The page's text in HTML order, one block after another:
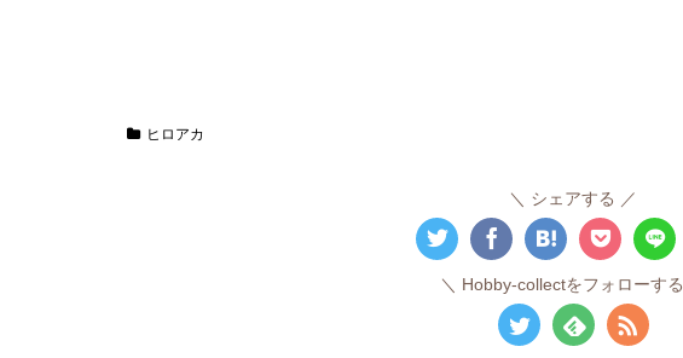
ヒロアカ
シェアする
Hobby-collectをフォローする